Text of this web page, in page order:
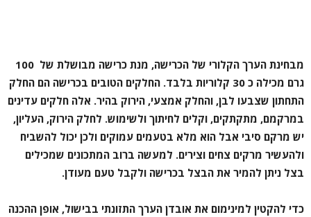
מבחינת הערך הקלורי של הכרישה, מנת כרישה מבושלת של 100
גרם מכילה כ 30 קלוריות בלבד. החלקים הטובים בכרישה הם החלק
התחתון שצבעו לבן, והחלק אמצעי, הירוק בהיר. אלה חלקים עדינים
במרקמם, מתקתקים, וקלים לחיתוך ולשימוש. לחלק הירוק, העליון,
יש מרקם סיבי אבל הוא מלא בטעמים עמוקים ולכן יכול להשביח
ולהעשיר מרקים צחים וצירים. למעשה ברוב המתכונים שמכילים
בצל ניתן להמיר את הבצל בכרישה ולקבל טעם מעודן.
כדי להקטין למינימום את אובדן הערך התזונתי בבישול, אופן ההכנה